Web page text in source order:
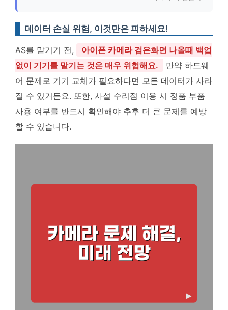
데이터 손실 위험, 이것만은 피하세요!
AS를 맡기기 전,
아이폰 카메라 검은화면 나올때 백업
없이 기기를 맡기는 것은 매우 위험해요.
만약 하드웨
어 문제로 기기 교체가 필요하다면 모든 데이터가 사라
질 수 있거든요. 또한, 사설 수리점 이용 시 정품 부품
사용 여부를 반드시 확인해야 추후 더 큰 문제를 예방
할 수 있습니다.